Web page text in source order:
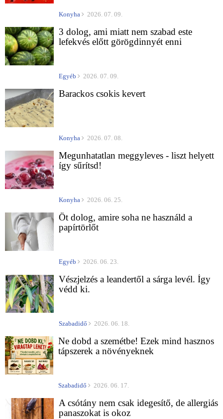
Konyha 2026. 07. 09.
3 dolog, ami miatt nem szabad este
lefekvés előtt görögdinnyét enni
Egyéb 2026. 07. 09.
Barackos csokis kevert
Konyha 2026. 07. 08.
Megunhatatlan meggyleves - liszt helyett
így sűrítsd!
Konyha 2026. 06. 25.
Öt dolog, amire soha ne használd a
papírtörlőt
Egyéb 2026. 06. 23.
Vészjelzés a leandertől a sárga levél. Így
védd ki.
Szabadidő 2026. 06. 18.
Ne dobd a szemétbe! Ezek mind hasznos
tápszerek a növényeknek
Szabadidő 2026. 06. 17.
A csótány nem csak idegesítő, de allergiás
panaszokat is okoz